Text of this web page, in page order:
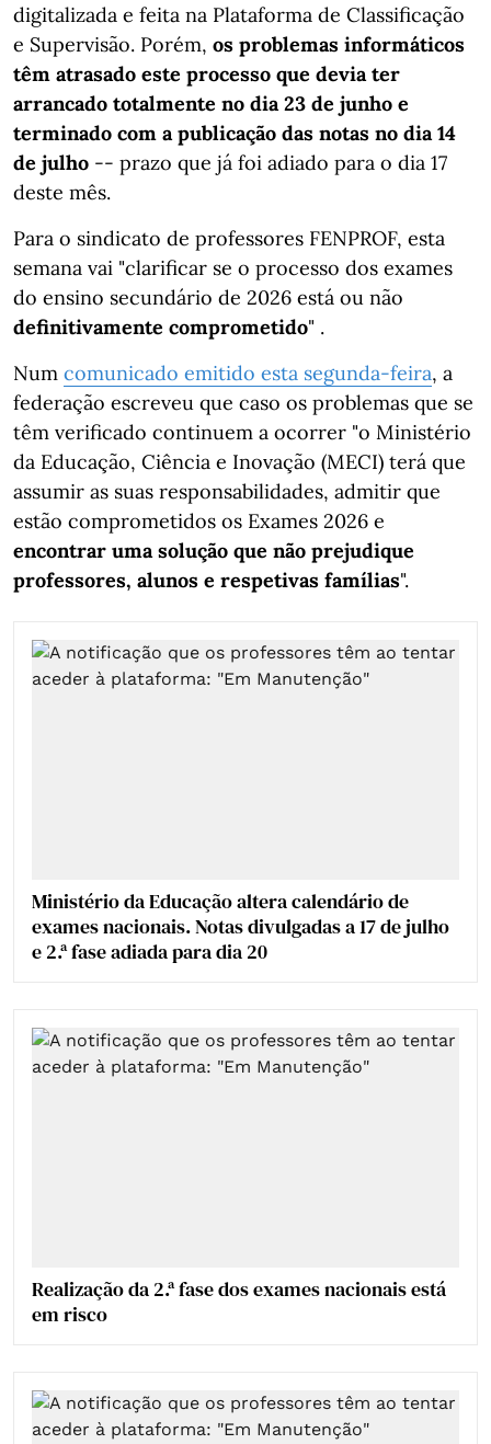
digitalizada e feita na Plataforma de Classificação
e Supervisão. Porém, os problemas informáticos
têm atrasado este processo que devia ter
arrancado totalmente no dia 23 de junho e
terminado com a publicação das notas no dia 14
de julho -- prazo que já foi adiado para o dia 17
deste mês.
Para o sindicato de professores FENPROF, esta
semana vai "clarificar se o processo dos exames
do ensino secundário de 2026 está ou não
definitivamente comprometido" .
Num comunicado emitido esta segunda-feira, a
federação escreveu que caso os problemas que se
têm verificado continuem a ocorrer "o Ministério
da Educação, Ciência e Inovação (MECI) terá que
assumir as suas responsabilidades, admitir que
estão comprometidos os Exames 2026 e
encontrar uma solução que não prejudique
professores, alunos e respetivas famílias".
Ministério da Educação altera calendário de
exames nacionais. Notas divulgadas a 17 de julho
e 2.ª fase adiada para dia 20
Realização da 2.ª fase dos exames nacionais está
em risco